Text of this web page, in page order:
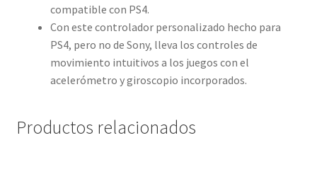
compatible con PS4.
Con este controlador personalizado hecho para
PS4, pero no de Sony, lleva los controles de
movimiento intuitivos a los juegos con el
acelerómetro y giroscopio incorporados.
Productos relacionados